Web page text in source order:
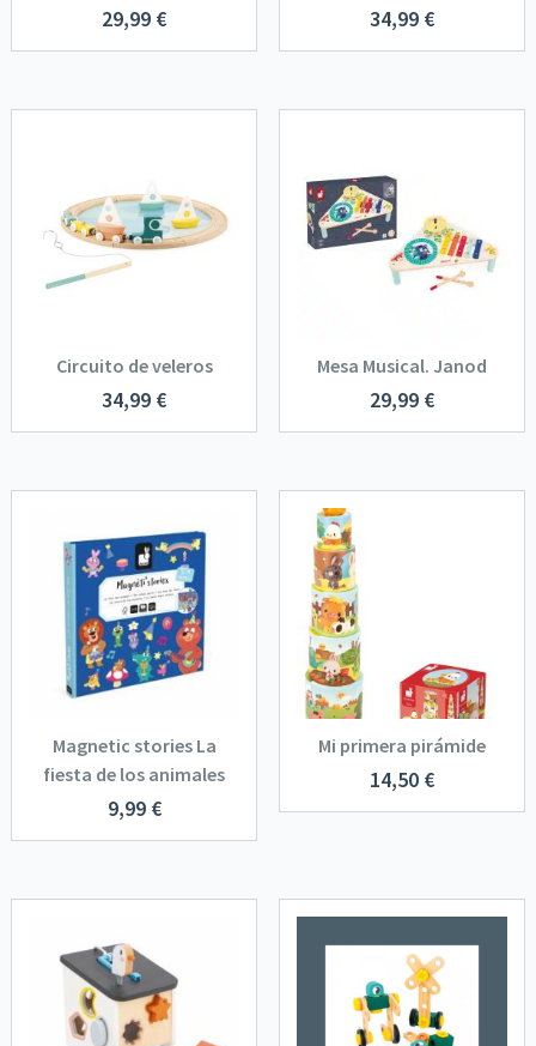
29,99 € 34,99 €
Circuito de veleros
34,99 €
Mesa Musical. Janod
29,99 €
Magnetic stories La
fiesta de los animales
9,99 €
Mi primera pirámide
14,50 €